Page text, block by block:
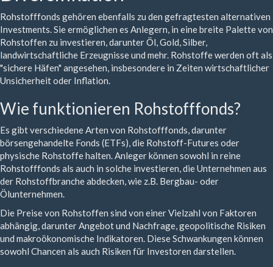
Rohstofffonds gehören ebenfalls zu den gefragtesten alternativen
Investments. Sie ermöglichen es Anlegern, in eine breite Palette von
Rohstoffen zu investieren, darunter Öl, Gold, Silber,
landwirtschaftliche Erzeugnisse und mehr. Rohstoffe werden oft als
"sichere Häfen" angesehen, insbesondere in Zeiten wirtschaftlicher
Unsicherheit oder Inflation.
Wie funktionieren Rohstofffonds?
Es gibt verschiedene Arten von Rohstofffonds, darunter
börsengehandelte Fonds (ETFs), die Rohstoff-Futures oder
physische Rohstoffe halten. Anleger können sowohl in reine
Rohstofffonds als auch in solche investieren, die Unternehmen aus
der Rohstoffbranche abdecken, wie z.B. Bergbau- oder
Ölunternehmen.
Die Preise von Rohstoffen sind von einer Vielzahl von Faktoren
abhängig, darunter Angebot und Nachfrage, geopolitische Risiken
und makroökonomische Indikatoren. Diese Schwankungen können
sowohl Chancen als auch Risiken für Investoren darstellen.